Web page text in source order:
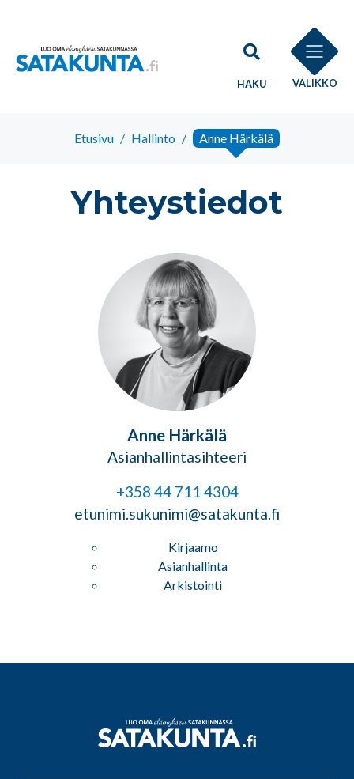
HAKU VALIKKO
Etusivu / Hallinto / Anne Härkälä
Yhteystiedot
Anne Härkälä
Asianhallintasihteeri
+358 44 711 4304
etunimi.sukunimi@satakunta.fi
Kirjaamo
Asianhallinta
Arkistointi